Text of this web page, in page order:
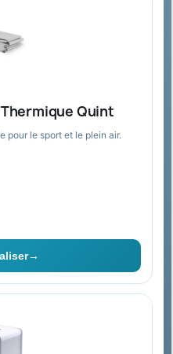
Quint
pour le sport et le plein air.
→